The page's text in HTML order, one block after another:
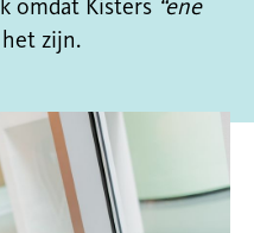
omdat Kisters “ene
zijn.